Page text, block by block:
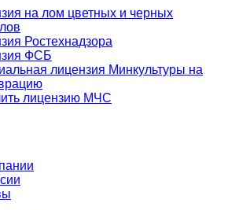
на лом цветных и черных
Ростехнадзора
ФСБ
лицензия Минкультуры на
лицензию МЧС